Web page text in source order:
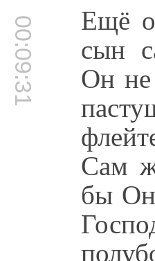
00:09:31 Ещё
сын
Он не
Сам
бы Он